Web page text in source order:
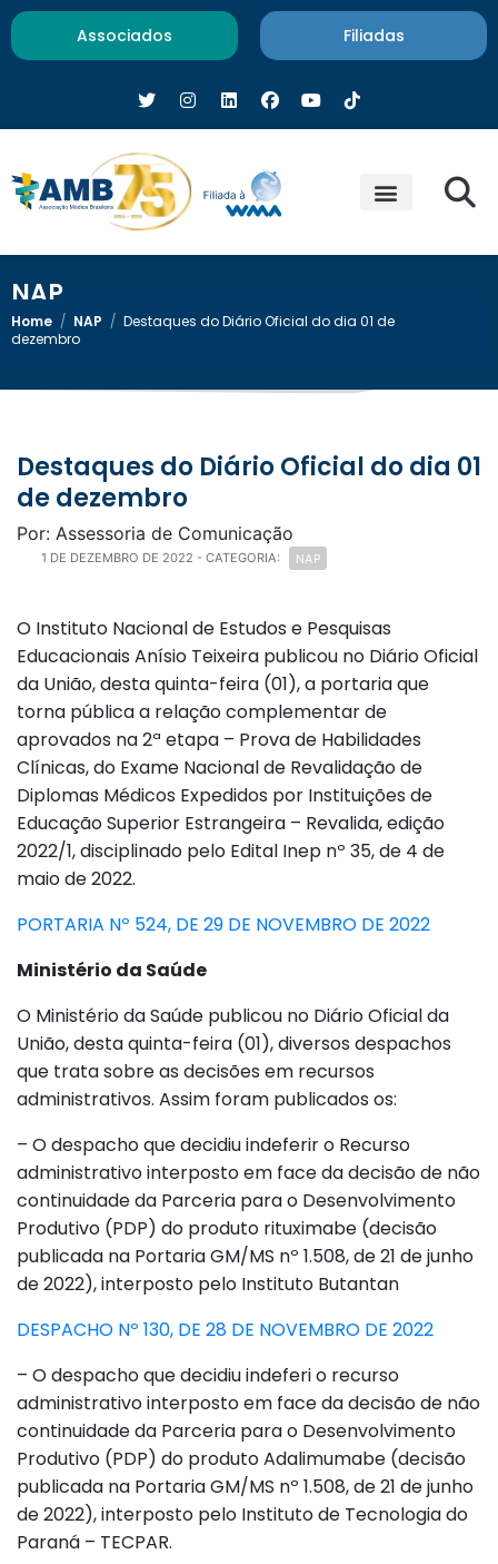
Associados Filiadas
NAP
Home / NAP / Destaques do Diário Oficial do dia 01 de
dezembro
Destaques do Diário Oficial do dia 01
de dezembro
Por: Assessoria de Comunicação
1 DE DEZEMBRO DE 2022 - CATEGORIA: NAP
O Instituto Nacional de Estudos e Pesquisas
Educacionais Anísio Teixeira publicou no Diário Oficial
da União, desta quinta-feira (01), a portaria que
torna pública a relação complementar de
aprovados na 2ª etapa – Prova de Habilidades
Clínicas, do Exame Nacional de Revalidação de
Diplomas Médicos Expedidos por Instituições de
Educação Superior Estrangeira – Revalida, edição
2022/1, disciplinado pelo Edital Inep nº 35, de 4 de
maio de 2022.
PORTARIA Nº 524, DE 29 DE NOVEMBRO DE 2022
Ministério da Saúde
O Ministério da Saúde publicou no Diário Oficial da
União, desta quinta-feira (01), diversos despachos
que trata sobre as decisões em recursos
administrativos. Assim foram publicados os:
– O despacho que decidiu indeferir o Recurso
administrativo interposto em face da decisão de não
continuidade da Parceria para o Desenvolvimento
Produtivo (PDP) do produto rituximabe (decisão
publicada na Portaria GM/MS nº 1.508, de 21 de junho
de 2022), interposto pelo Instituto Butantan
DESPACHO Nº 130, DE 28 DE NOVEMBRO DE 2022
– O despacho que decidiu indeferi o recurso
administrativo interposto em face da decisão de não
continuidade da Parceria para o Desenvolvimento
Produtivo (PDP) do produto Adalimumabe (decisão
publicada na Portaria GM/MS nº 1.508, de 21 de junho
de 2022), interposto pelo Instituto de Tecnologia do
Paraná – TECPAR.